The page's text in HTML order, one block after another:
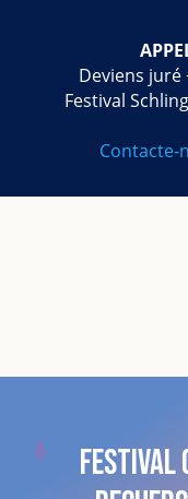
Deviens juré
Festival
Contacte-
Festival